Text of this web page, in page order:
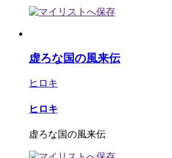
虚ろな国の風来伝
ヒロキ
ヒロキ
虚ろな国の風来伝